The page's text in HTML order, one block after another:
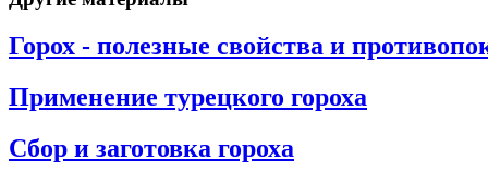
Горох - полезные свойства и
Применение турецкого гороха
Сбор и заготовка гороха